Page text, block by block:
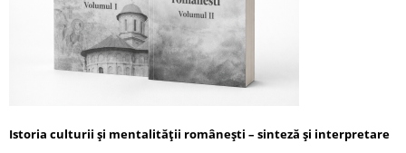
Istoria culturii și mentalității românești – sinteză și interpretare